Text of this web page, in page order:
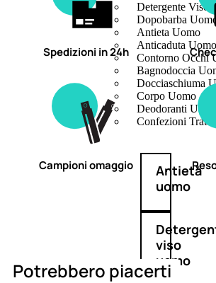
Detergente Viso
Dopobarba Uomo
Antieta Uomo
Anticaduta Uomo
Contorno Occhi
Bagnodoccia
Docciaschiuma
Corpo Uomo
Deodoranti Uomo
Confezioni
Antietà
uomo
viso
uomo
Spedizioni in 24h
Campioni omaggio
Potrebbero piacerti